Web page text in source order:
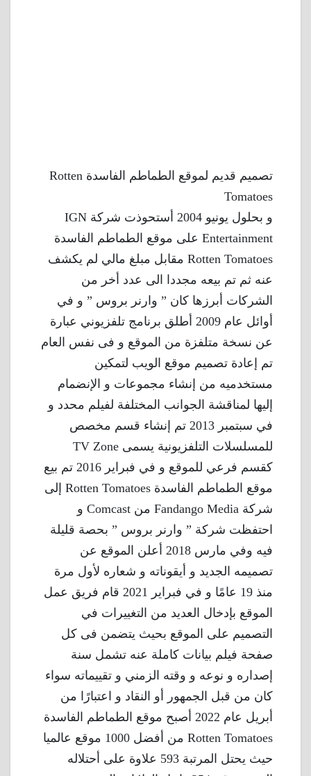
تصميم قديم لموقع الطماطم الفاسدة Rotten
Tomatoes
و بحلول يونيو 2004 أستحوذت شركة IGN
Entertainment على موقع الطماطم الفاسدة
Rotten Tomatoes مقابل مبلغ مالي لم يكشف
عنه ثم تم بيعه مجددا الى عدد أخر من
الشركات أبرزها كان ” وارنر بروس ” و في
أوائل عام 2009 أطلق برنامج تلفزيوني عبارة
عن نسخة متلفزة من الموقع و فى نفس العام
تم إعادة تصميم موقع الويب لتمكين
مستخدميه من إنشاء مجموعات و الإنضمام
إليها لمناقشة الجوانب المختلفة لفيلم محدد و
في سبتمبر 2013 تم إنشاء قسم مخصص
للمسلسلات التلفزيونية يسمى TV Zone
كقسم فرعي للموقع و في فبراير 2016 تم بيع
موقع الطماطم الفاسدة Rotten Tomatoes إلى
شركة Fandango Media من Comcast و
احتفظت شركة ” وارنر بروس ” بحصة قليلة
فيه وفي مارس 2018 أعلن الموقع عن
تصميمه الجديد و أيقوناته و شعاره لأول مرة
منذ 19 عامًا و في فبراير 2021 قام فريق عمل
الموقع بإدخال العديد من التغييرات في
التصميم على الموقع بحيث يتضمن فى كل
صفحة فيلم بيانات كاملة عنه تشمل سنة
إصداره و نوعه و وقته الزمني و تقييماته سواء
كان من قبل الجمهور أو النقاد و اعتبارًا من
أبريل عام 2022 أصبح موقع الطماطم الفاسدة
Rotten Tomatoes من أفضل 1000 موقع عالميا
حيث يحتل المرتبة 593 علاوة على أحتلاله